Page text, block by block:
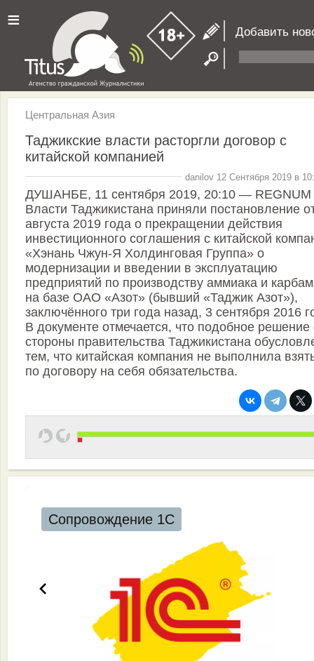
≡ Добавить
Центральная Азия
Таджикские власти расторгли договор с
китайской компанией
danilov 12 Сентября 2019 в
ДУШАНБЕ, 11 сентября 2019, 20:10 — REGNUM
Власти Таджикистана приняли постановление
августа 2019 года о прекращении действия
инвестиционного соглашения с китайской
«Хэнань Чжун-Я Холдинговая Группа» о
модернизации и введении в эксплуатацию
предприятий по производству аммиака и
на базе ОАО «Азот» (бывший «Таджик Азот»),
заключённого три года назад, 3 сентября 2016
В документе отмечается, что подобное решение
стороны правительства Таджикистана
тем, что китайская компания не выполнила
по договору на себя обязательства.
Сопровождение 1С